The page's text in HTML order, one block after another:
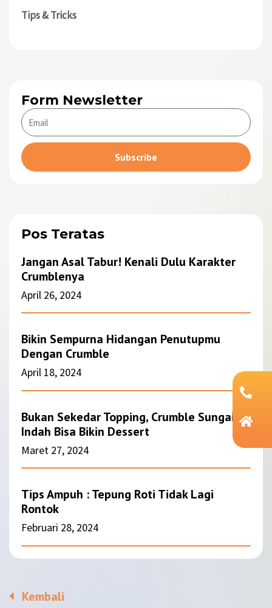
Form Newsletter
Subscribe
Tips & Tricks
Pos Teratas
Jangan Asal Tabur! Kenali Dulu Karakter
Crumblenya
April 26, 2024
Bikin Sempurna Hidangan Penutupmu
Dengan Crumble
April 18, 2024
Bukan Sekedar Topping, Crumble Sungai
Indah Bisa Bikin Dessert
Maret 27, 2024
Tips Ampuh : Tepung Roti Tidak Lagi
Rontok
Februari 28, 2024
Kembali